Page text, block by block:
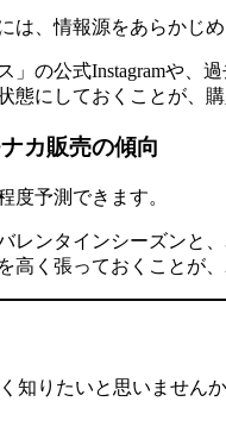
は、情報源をあらかじ
の公式Instagramや
態にしておくことが、
カ販売の傾向
度予測できます。
レンタインシーズンと
高く張っておくことが
知りたいと思いませ